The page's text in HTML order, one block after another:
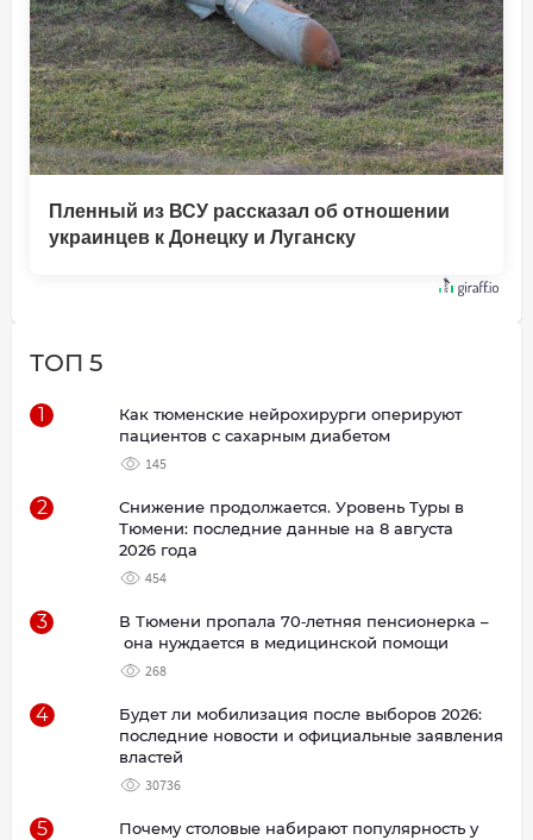
Пленный из ВСУ рассказал об отношении
украинцев к Донецку и Луганску
ТОП 5
1
Как тюменские нейрохирурги оперируют
пациентов с сахарным диабетом
145
2
Снижение продолжается. Уровень Туры в
Тюмени: последние данные на 8 августа
2026 года
454
3
В Тюмени пропала 70‑летняя пенсионерка –
она нуждается в медицинской помощи
268
4
Будет ли мобилизация после выборов 2026:
последние новости и официальные заявления
властей
30736
5
Почему столовые набирают популярность у